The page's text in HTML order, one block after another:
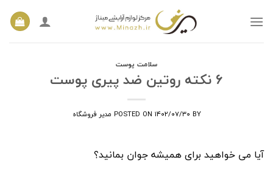
سلامت پوست
۶ نکته روتین ضد پیری پوست
POSTED ON ۱۴۰۲/۰۷/۳۰ BY مدیر فروشگاه
آیا می خواهید برای همیشه جوان بمانید؟